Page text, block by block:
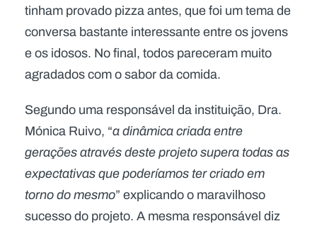
tinham provado pizza antes, que foi um tema de
conversa bastante interessante entre os jovens
e os idosos. No final, todos pareceram muito
agradados com o sabor da comida.
Segundo uma responsável da instituição, Dra.
Mónica Ruivo, “a dinâmica criada entre
gerações através deste projeto supera todas as
expectativas que poderíamos ter criado em
torno do mesmo” explicando o maravilhoso
sucesso do projeto. A mesma responsável diz